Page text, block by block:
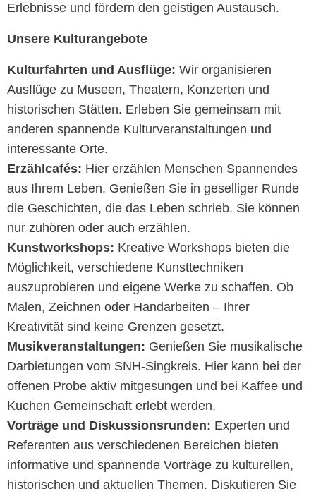
Erlebnisse und fördern den geistigen Austausch.
Unsere Kulturangebote
Kulturfahrten und Ausflüge: Wir organisieren
Ausflüge zu Museen, Theatern, Konzerten und
historischen Stätten. Erleben Sie gemeinsam mit
anderen spannende Kulturveranstaltungen und
interessante Orte.
Erzählcafés: Hier erzählen Menschen Spannendes
aus Ihrem Leben. Genießen Sie in geselliger Runde
die Geschichten, die das Leben schrieb. Sie können
nur zuhören oder auch erzählen.
Kunstworkshops: Kreative Workshops bieten die
Möglichkeit, verschiedene Kunsttechniken
auszuprobieren und eigene Werke zu schaffen. Ob
Malen, Zeichnen oder Handarbeiten – Ihrer
Kreativität sind keine Grenzen gesetzt.
Musikveranstaltungen: Genießen Sie musikalische
Darbietungen vom SNH-Singkreis. Hier kann bei der
offenen Probe aktiv mitgesungen und bei Kaffee und
Kuchen Gemeinschaft erlebt werden.
Vorträge und Diskussionsrunden: Experten und
Referenten aus verschiedenen Bereichen bieten
informative und spannende Vorträge zu kulturellen,
historischen und aktuellen Themen. Diskutieren Sie